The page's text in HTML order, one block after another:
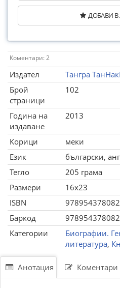
ДОБАВИ
Коментари: 2
Издател
Тангра
Брой
страници
102
Година на
издаване
2013
Корици
меки
Език
български,
Тегло
205 грама
Размери
16x23
ISBN
Баркод
Категории
Биографии.
литература,
Анотация Коментари